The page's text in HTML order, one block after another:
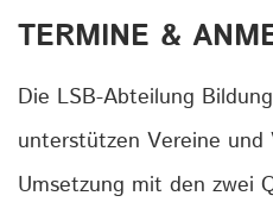
TERMINE &
Die LSB-Abteilung
unterstützen Vereine und
Umsetzung mit den zwei